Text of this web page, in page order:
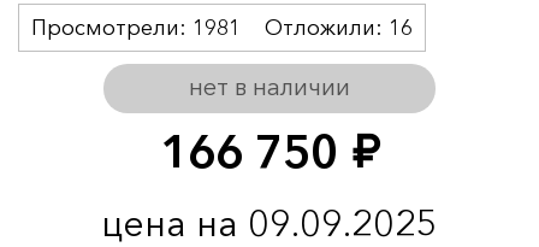
166 750 руб.
цена на 09.09.2025
нет в наличии
Просмотрели: 1981 Отложили: 16